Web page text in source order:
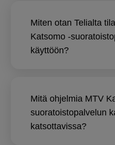
Miten otan Telialta
Katsomo -
käyttöön?
Mitä ohjelmia MTV
suoratoistopalvelun
katsottavissa?